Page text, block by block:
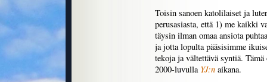
Toisin sanoen katolilaiset ja
perusasiasta, että 1) me kaikki
täysin ilman omaa ansiota
ja jotta lopulta pääsisimme
tekoja ja vältettävä syntiä.
2000-luvulla YJ:n aikana.